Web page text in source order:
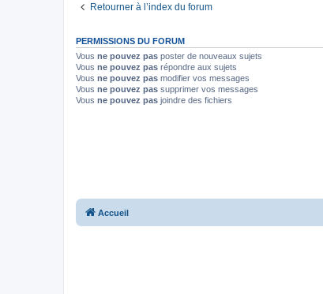
Retourner à l’index du forum
PERMISSIONS DU FORUM
Vous ne pouvez pas poster de nouveaux sujets
Vous ne pouvez pas répondre aux sujets
Vous ne pouvez pas modifier vos messages
Vous ne pouvez pas supprimer vos messages
Vous ne pouvez pas joindre des fichiers
Accueil